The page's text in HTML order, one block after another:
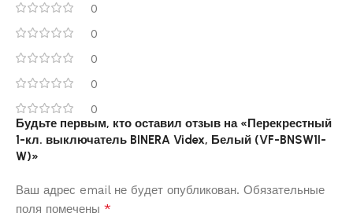
0
0
0
0
0
Будьте первым, кто оставил отзыв на «Перекрестный
1-кл. выключатель BINERA Videx, Белый (VF-BNSW1I-
W)»
Ваш адрес email не будет опубликован. Обязательные
поля помечены *